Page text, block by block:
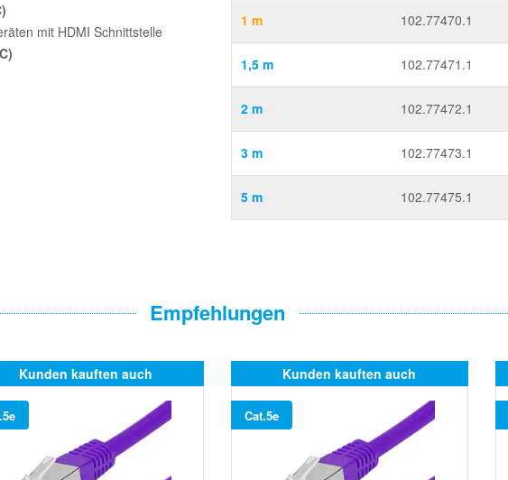
1 m 102.77470.1
1,5 m 102.77471.1
2 m 102.77472.1
3 m 102.77473.1
5 m 102.77475.1
mit HDMI Schnittstelle
Empfehlungen
Kunden kauften auch Kunden kauften auch
Cat.5e